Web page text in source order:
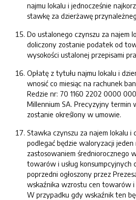
najmu lokalu i jednocześnie
stawkę za dzierżawę
Do ustalonego czynszu za najem
doliczony zostanie podatek od
wysokości ustalonej przepisami
Opłatę z tytułu najmu lokalu i
wnosić co miesiąc na rachunek
Redzie nr: 70 1160 2202 0000
Millennium SA. Precyzyjny termin
zostanie określony w umowie.
Stawka czynszu za najem lokalu i
podlegać będzie waloryzacji
zastosowaniem średniorocznego
towarów i usług konsumpcyjnych
poprzedni ogłoszony przez
wskaźnika wzrostu cen towarów i
W przypadku gdy wskaźnik ten